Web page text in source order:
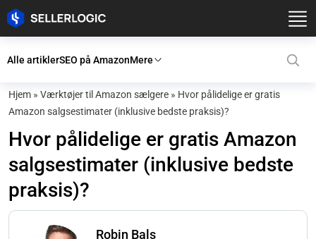
Alle artiklerSEO på AmazonMere
Hjem » Værktøjer til Amazon sælgere » Hvor pålidelige er gratis
Amazon salgsestimater (inklusive bedste praksis)?
Hvor pålidelige er gratis Amazon
salgsestimater (inklusive bedste
praksis)?
Robin Bals